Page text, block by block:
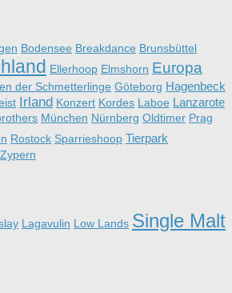
Bodensee Breakdance Brunsbüttel
Ellerhoop Elmshorn Europa
der Schmetterlinge Göteborg Hagenbeck
Irland Konzert Kordes Laboe Lanzarote
München Nürnberg Oldtimer Prag
Rostock Sparrieshoop Tierpark
Zypern
Lagavulin Low Lands Single Malt